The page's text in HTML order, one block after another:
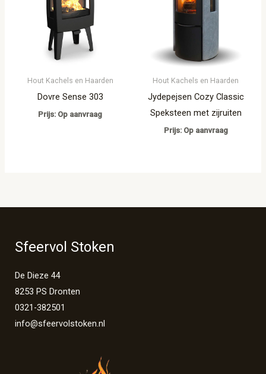
Hout Kachels en Haarden
Dovre Sense 303
Prijs: Op aanvraag
Hout Kachels en Haarden
Jydepejsen Cozy Classic
Speksteen met zijruiten
Prijs: Op aanvraag
Sfeervol Stoken
De Dieze 44
8253 PS Dronten
0321-382501
info@sfeervolstoken.nl